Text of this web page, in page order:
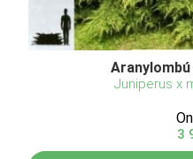
Juniperus x
3